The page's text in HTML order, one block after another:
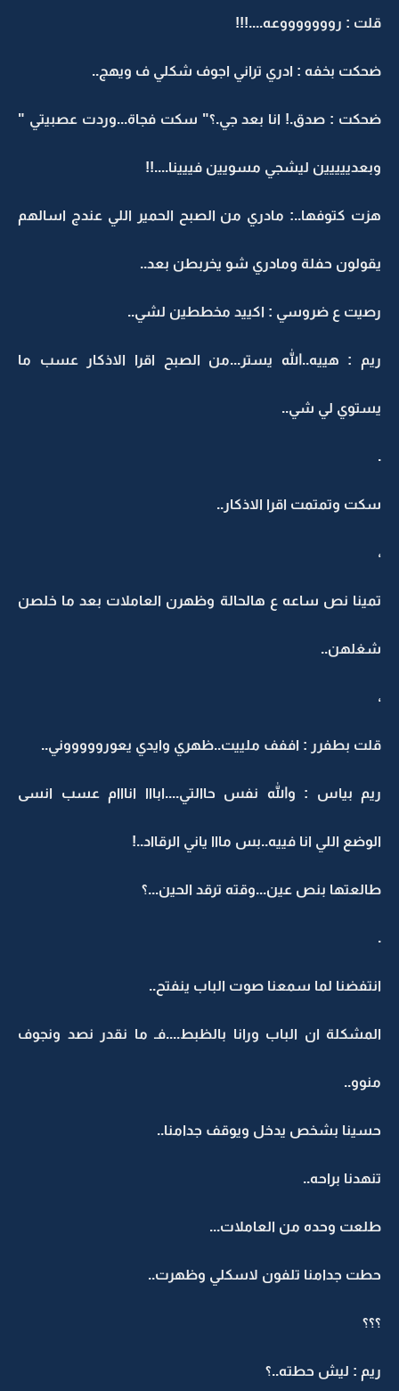
قلت : روووووووعه....!!!
ضحكت بخفه : ادري تراني اجوف شكلي ف ويهج..
ضحكت : صدق.! انا بعد جي.؟" سكت فجاة...وردت عصبيتي "
وبعدييييين ليشجي مسويين فييينا....!!
هزت كتوفها..: مادري من الصبح الحمير اللي عندج اسالهم
يقولون حفلة ومادري شو يخربطن بعد..
رصيت ع ضروسي : اكييد مخططين لشي..
ريم : هييه..الله يستر...من الصبح اقرا الاذكار عسب ما
يستوي لي شي..
.
سكت وتمتمت اقرا الاذكار..
،
تمينا نص ساعه ع هالحالة وظهرن العاملات بعد ما خلصن
شغلهن..
،
قلت بطفرر : اففف ملييت..ظهري وايدي يعوروووووني..
ريم بياس : والله نفس حاالتي....ابااا انااام عسب انسى
الوضع اللي انا فييه..بس مااا ياني الرقااد..!
طالعتها بنص عين...وقته ترقد الحين...؟
.
انتفضنا لما سمعنا صوت الباب ينفتح..
المشكلة ان الباب ورانا بالظبط....فـ ما نقدر نصد ونجوف
منوو..
حسينا بشخص يدخل ويوقف جدامنا..
تنهدنا براحه..
طلعت وحده من العاملات...
حطت جدامنا تلفون لاسكلي وظهرت..
؟؟؟
ريم : ليش حطته..؟